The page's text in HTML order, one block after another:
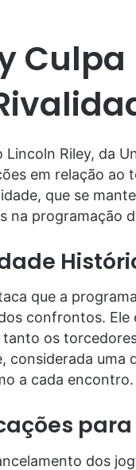
Lincoln Riley, da
em relação ao
que se
na programação
que a
confrontos. Ele
tanto os
considerada uma
a cada encontro.
para
dos